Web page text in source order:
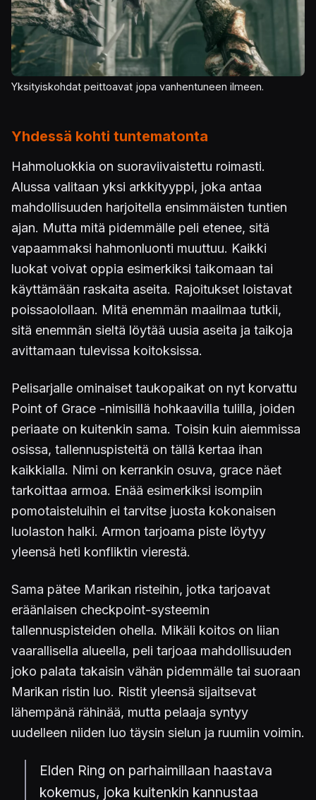
Yksityiskohdat peittoavat jopa vanhentuneen ilmeen.
Yhdessä kohti tuntematonta
Hahmoluokkia on suoraviivaistettu roimasti.
Alussa valitaan yksi arkkityyppi, joka antaa
mahdollisuuden harjoitella ensimmäisten tuntien
ajan. Mutta mitä pidemmälle peli etenee, sitä
vapaammaksi hahmonluonti muuttuu. Kaikki
luokat voivat oppia esimerkiksi taikomaan tai
käyttämään raskaita aseita. Rajoitukset loistavat
poissaolollaan. Mitä enemmän maailmaa tutkii,
sitä enemmän sieltä löytää uusia aseita ja taikoja
avittamaan tulevissa koitoksissa.
Pelisarjalle ominaiset taukopaikat on nyt korvattu
Point of Grace -nimisillä hohkaavilla tulilla, joiden
periaate on kuitenkin sama. Toisin kuin aiemmissa
osissa, tallennuspisteitä on tällä kertaa ihan
kaikkialla. Nimi on kerrankin osuva, grace näet
tarkoittaa armoa. Enää esimerkiksi isompiin
pomotaisteluihin ei tarvitse juosta kokonaisen
luolaston halki. Armon tarjoama piste löytyy
yleensä heti konfliktin vierestä.
Sama pätee Marikan risteihin, jotka tarjoavat
eräänlaisen checkpoint-systeemin
tallennuspisteiden ohella. Mikäli koitos on liian
vaarallisella alueella, peli tarjoaa mahdollisuuden
joko palata takaisin vähän pidemmälle tai suoraan
Marikan ristin luo. Ristit yleensä sijaitsevat
lähempänä rähinää, mutta pelaaja syntyy
uudelleen niiden luo täysin sielun ja ruumiin voimin.
Elden Ring on parhaimillaan haastava
kokemus, joka kuitenkin kannustaa